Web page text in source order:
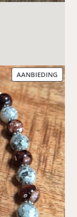
AANBIEDING
IN
DE